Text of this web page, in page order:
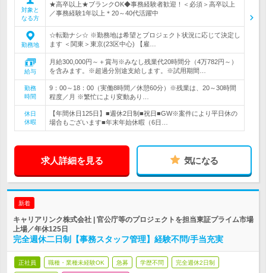
対象と
なる方
★高卒以上★ブランクOK◆事務経験者歓迎！＜必須＞高卒以上
／事務経験1年以上＊20～40代活躍中
勤務地
☆転勤ナシ☆ ※勤務地は希望とプロジェクト状況に応じて決定し
ます ＜関東＞東京(23区中心) 【雇…
給与
月給300,000円～＋賞与※みなし残業代20時間分（4万782円～）
を含みます。※超過分別途支給します。※試用期間…
勤務
時間
9：00～18：00（実働8時間／休憩60分）※残業は、20～30時間
程度／月 ※繁忙により変動あり…
休日
休暇
【年間休日125日】■週休2日制■祝日■GW※案件により平日休の
場合もございます■年末年始休暇（6日…
求人詳細を見る 気になる
新着
キャリアリンク株式会社 | 官公庁等のプロジェクトを担当東証プライム市場
上場／年休125日
完全週休二日制【事務スタッフ管理】経験不問/手当充実
正社員 職種・業種未経験OK 急募 学歴不問 完全週休2日制